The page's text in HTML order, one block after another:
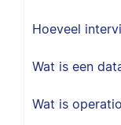
Hoeveel
Wat is een
Wat is